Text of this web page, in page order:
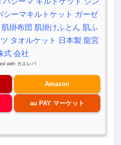
シーマキルトケット ガーゼ
掛布団 肌掛けふとん 肌ふ
タオルケット 日本製 龍宮
式 会社
with カエレバ
Amazon
au PAY マーケット